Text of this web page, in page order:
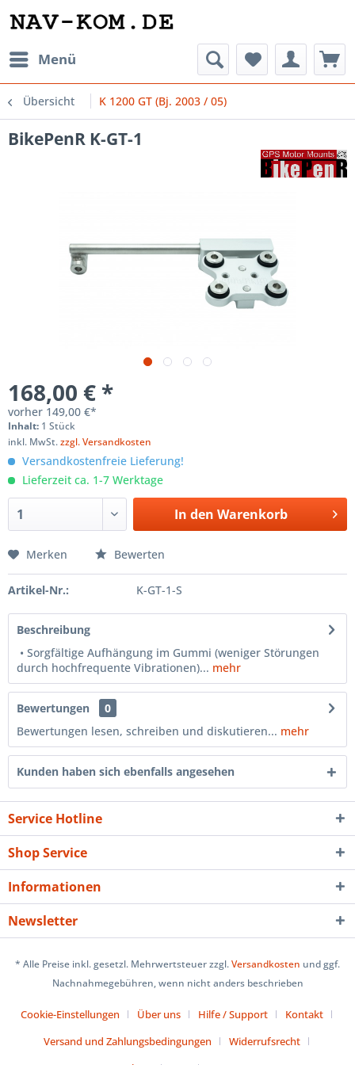
Menü
Übersicht K 1200 GT (Bj. 2003 / 05)
BikePenR K-GT-1
168,00 € *
vorher 149,00 €*
Inhalt: 1 Stück
inkl. MwSt.zzgl. Versandkosten
Versandkostenfreie Lieferung!
Lieferzeit ca. 1-7 Werktage
In den Warenkorb
Merken Bewerten
Artikel-Nr.: K-GT-1-S
Beschreibung
• Sorgfältige Aufhängung im Gummi (weniger Störungen
durch hochfrequente Vibrationen)... mehr
Bewertungen
0
Bewertungen lesen, schreiben und diskutieren... mehr
Kunden haben sich ebenfalls angesehen
Service Hotline
Shop Service
Informationen
Newsletter
* Alle Preise inkl. gesetzl. Mehrwertsteuer zzgl.Versandkosten und ggf.
Nachnahmegebühren, wenn nicht anders beschrieben
Cookie-Einstellungen Über uns Hilfe / Support
Kontakt
Versand und Zahlungsbedingungen
Widerrufsrecht